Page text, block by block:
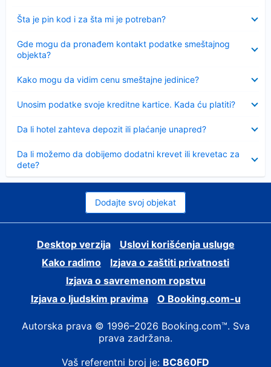
Šta je pin kod i za šta mi je potreban?
Sažeto
Gde mogu da pronađem kontakt podatke smeštajnog
objekta?
Kako mogu da vidim cenu smeštajne jedinice?
Unosim podatke svoje kreditne kartice. Kada ću platiti?
Da li hotel zahteva depozit ili plaćanje unapred?
Da li možemo da dobijemo dodatni krevet ili krevetac za
dete?
Dodajte svoj objekat
Desktop verzija
Uslovi korišćenja usluge
Kako radimo
Izjava o zaštiti privatnosti
Izjava o savremenom ropstvu
Izjava o ljudskim pravima
О Booking.com-u
Autorska prava © 1996–2026 Booking.com™. Sva
prava zadržana.
Vaš referentni broj je: BC860FD